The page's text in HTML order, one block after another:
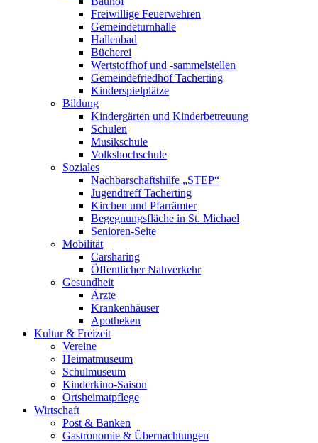
Freiwillige Feuerwehren
Gemeindeturnhalle
Hallenbad
Bücherei
Wertstoffhof und -sammelstellen
Gemeindefriedhof Tacherting
Kinderspielplätze
Bildung
Kindergärten und Kinderbetreuung
Schulen
Musikschule
Volkshochschule
Soziales
Nachbarschaftshilfe „STEP“
Jugendtreff Tacherting
Kirchen und Pfarrämter
Begegnungsfläche in St. Michael
Senioren-Seite
Mobilität
Carsharing
Öffentlicher Nahverkehr
Gesundheit
Ärzte
Krankenhäuser
Apotheken
Kultur & Freizeit
Vereine
Heimatmuseum
Schulmuseum
Kinderkino-Saison
Ortsheimatpflege
Wirtschaft
Post & Banken
Gastronomie & Übernachtungen